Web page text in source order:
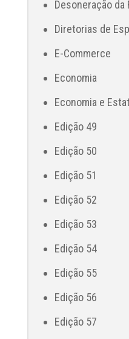
Desoneração da
Diretorias de
E-Commerce
Economia
Economia e
Edição 49
Edição 50
Edição 51
Edição 52
Edição 53
Edição 54
Edição 55
Edição 56
Edição 57